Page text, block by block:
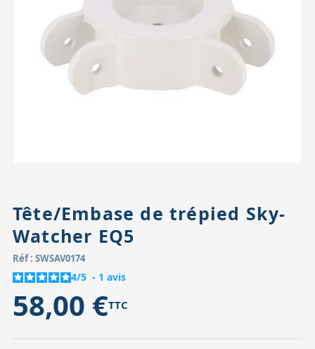
Accessoires pour montures
Têtes
Pièces détachées
Tête/Embase de trépied Sky-
Watcher EQ5
Réf : SWSAV0174
4/5 - 1 avis
58,00 €TTC